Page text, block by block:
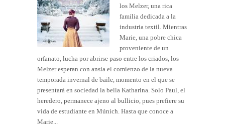
los Melzer, una rica
familia dedicada a la
industria textil. Mientras
Marie, una pobre chica
proveniente de un
orfanato, lucha por abrirse paso entre los criados, los
Melzer esperan con ansia el comienzo de la nueva
temporada invernal de baile, momento en el que se
presentará en sociedad la bella Katharina. Solo Paul, el
heredero, permanece ajeno al bullicio, pues prefiere su
vida de estudiante en Múnich. Hasta que conoce a
Marie...